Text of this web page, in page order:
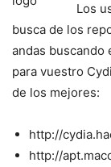
Los
busca de los
andas buscando
para vuestro
de los mejores:
http://
http://